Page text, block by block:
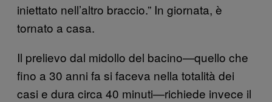
iniettato nell’altro braccio.” In giornata, è
tornato a casa.
Il prelievo dal midollo del bacino—quello che
fino a 30 anni fa si faceva nella totalità dei
casi e dura circa 40 minuti—richiede invece il